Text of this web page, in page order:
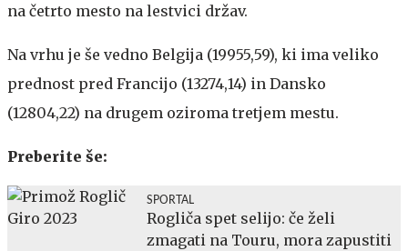
na četrto mesto na lestvici držav.
Na vrhu je še vedno Belgija (19955,59), ki ima veliko
prednost pred Francijo (13274,14) in Dansko
(12804,22) na drugem oziroma tretjem mestu.
Preberite še:
SPORTAL
Rogliča spet selijo: če želi
zmagati na Touru, mora zapustiti